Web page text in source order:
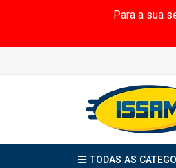
Para a sua
TODAS AS